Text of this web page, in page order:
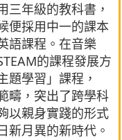
三年級的教科書，
便採用中一的課本
語課程。在音樂
的課程發展方
題學習」課程，
疇，突出了跨學科
以親身實踐的形式
新月異的新時代。